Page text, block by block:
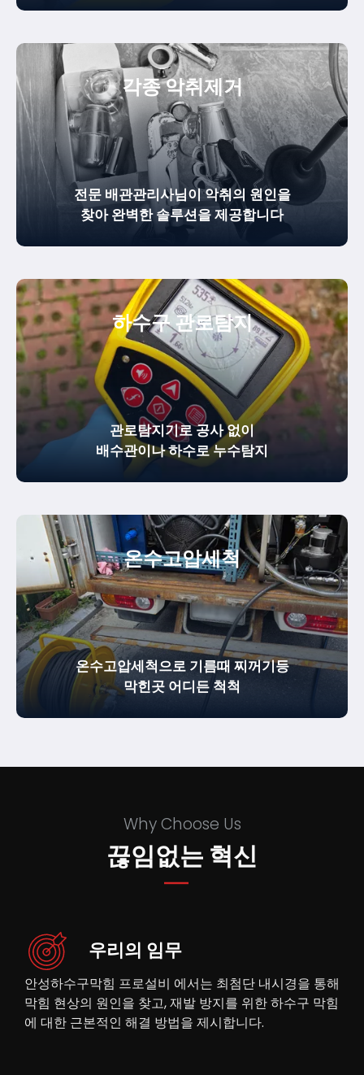
각종 악취제거
전문 배관관리사님이 악취의 원인을
찾아 완벽한 솔루션을 제공합니다
하수구 관로탐지
관로탐지기로 공사 없이
배수관이나 하수로 누수탐지
온수고압세척
온수고압세척으로 기름때 찌꺼기등
막힌곳 어디든 척척
Why Choose Us
끊임없는 혁신
우리의 임무
안성하수구막힘 프로설비 에서는 최첨단 내시경을 통해
막힘 현상의 원인을 찾고, 재발 방지를 위한 하수구 막힘
에 대한 근본적인 해결 방법을 제시합니다.